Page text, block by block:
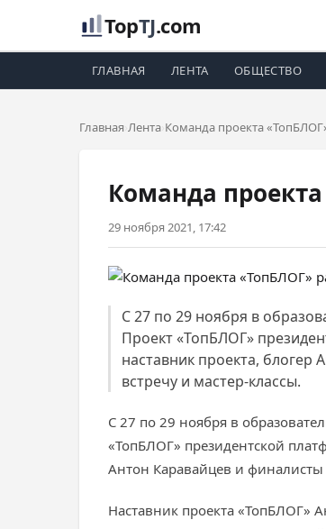
TopTJ.com
ГЛАВНАЯ ЛЕНТА ОБЩЕСТВО
Главная Лента Команда проекта
Команда
29 ноября 2021, 17:42
С 27 по 29 ноября в
Проект «ТопБЛОГ»
наставник проекта,
встречу и мастер-классы.
С 27 по 29 ноября в
«ТопБЛОГ» президентской
Антон Каравайцев и
Наставник проекта «ТопБЛОГ»